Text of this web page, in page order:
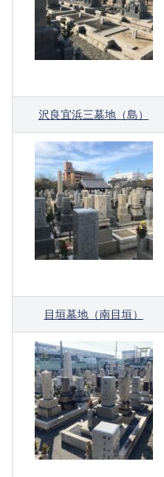
沢良宜浜三墓地（島）
目垣墓地（南目垣）